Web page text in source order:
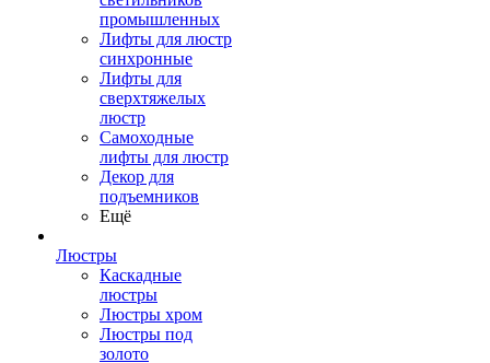
промышленных
Лифты для люстр
синхронные
Лифты для
сверхтяжелых
люстр
Самоходные
лифты для люстр
Декор для
подъемников
Ещё
Люстры
Каскадные
люстры
Люстры хром
Люстры под
золото